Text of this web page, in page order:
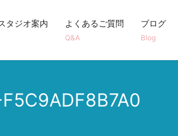
タジオ案内 よくあるご質問
Q&A
ブログ
Blog